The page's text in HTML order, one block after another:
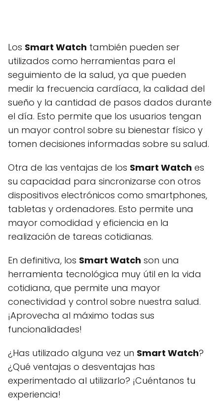
Los Smart Watch también pueden ser
utilizados como herramientas para el
seguimiento de la salud, ya que pueden
medir la frecuencia cardíaca, la calidad del
sueño y la cantidad de pasos dados durante
el día. Esto permite que los usuarios tengan
un mayor control sobre su bienestar físico y
tomen decisiones informadas sobre su salud.
Otra de las ventajas de los Smart Watch es
su capacidad para sincronizarse con otros
dispositivos electrónicos como smartphones,
tabletas y ordenadores. Esto permite una
mayor comodidad y eficiencia en la
realización de tareas cotidianas.
En definitiva, los Smart Watch son una
herramienta tecnológica muy útil en la vida
cotidiana, que permite una mayor
conectividad y control sobre nuestra salud.
¡Aprovecha al máximo todas sus
funcionalidades!
¿Has utilizado alguna vez un Smart Watch?
¿Qué ventajas o desventajas has
experimentado al utilizarlo? ¡Cuéntanos tu
experiencia!